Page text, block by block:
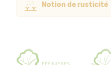
Notion de rusticité